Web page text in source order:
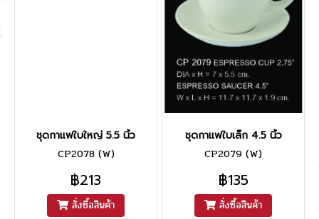
ชุดกาแฟใบใหญ่ 5.5 นิ้ว
CP2078 (W)
฿213
สั่งซื้อสินค้า
ชุดกาแฟใบเล็ก 4.5 นิ้ว
CP2079 (W)
฿135
สั่งซื้อสินค้า